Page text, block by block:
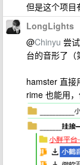
但是这个项目
LongLights
@Chinyu 尝
台的音形了（
hamster 直接
rime 也能用，